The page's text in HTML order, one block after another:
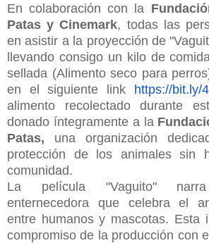
En colaboración con la
Patas y Cinemark, todas las
en asistir a la proyección de
llevando consigo un kilo de
sellada (Alimento seco para
en el siguiente link https://bit.ly/
alimento recolectado durante
donado íntegramente a la
Patas, una organización
protección de los animales sin
comunidad.
La película "Vaguito"
enternecedora que celebra el
entre humanos y mascotas. Esta
compromiso de la producción con